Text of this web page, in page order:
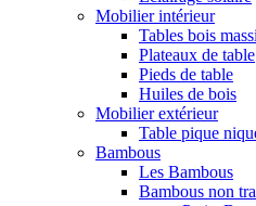
Mobilier intérieur
Tables bois
Plateaux de table
Pieds de table
Huiles de bois
Mobilier extérieur
Table pique
Bambous
Les Bambous
Bambous non